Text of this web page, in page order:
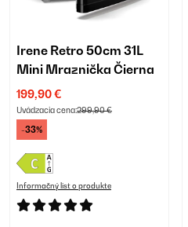
Irene Retro 50cm 31L
Mini Mraznička Čierna
199,90 €
Uvádzacia cena:299,90 €
-33%
Informačný list o produkte